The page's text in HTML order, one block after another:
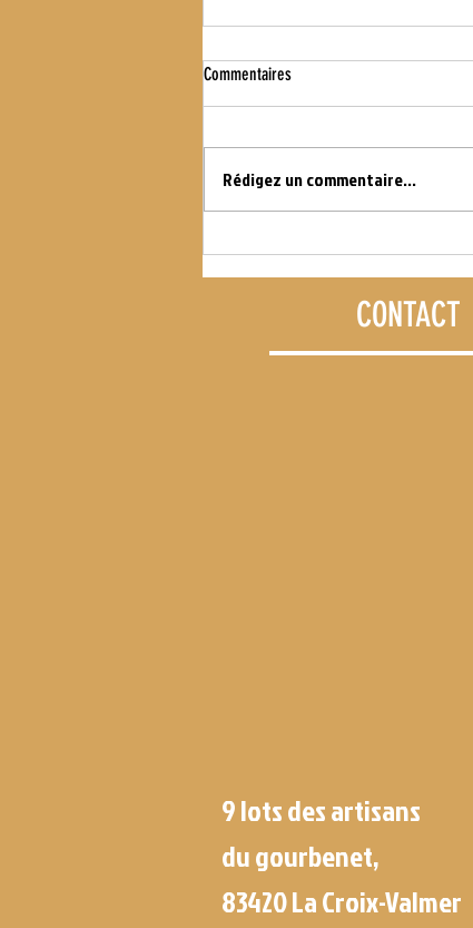
WOD DU 16.07.21
Commentaires
Rédigez un commentaire...
CONTACT
9 lots des artisans
du gourbenet,
83420 La Croix-Valmer